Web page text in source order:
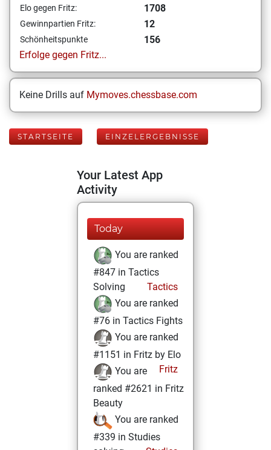
Elo gegen Fritz: 1708
Gewinnpartien Fritz: 12
Schönheitspunkte
156
Erfolge gegen Fritz...
Keine Drills auf Mymoves.chessbase.com
STARTSEITE EINZELERGEBNISSE
Your Latest App
Activity
Today
You are ranked
#847 in Tactics
Solving
Tactics
You are ranked
#76 in Tactics Fights
You are ranked
#1151 in Fritz by Elo
Fritz
You are
ranked #2621 in Fritz
Beauty
You are ranked
#339 in Studies